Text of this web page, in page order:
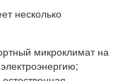
несколько
микроклимат на